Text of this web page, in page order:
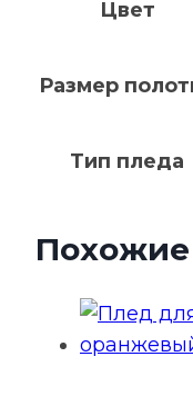
Цвет
Размер
Тип пледа
Похожие